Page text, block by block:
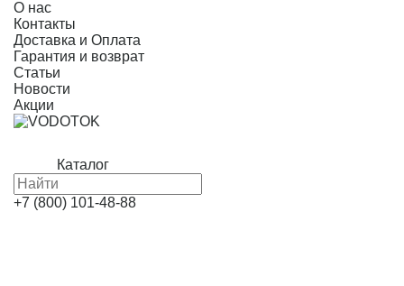
О нас
Контакты
Доставка и Оплата
Гарантия и возврат
Статьи
Новости
Акции
Каталог
+7 (800) 101-48-88